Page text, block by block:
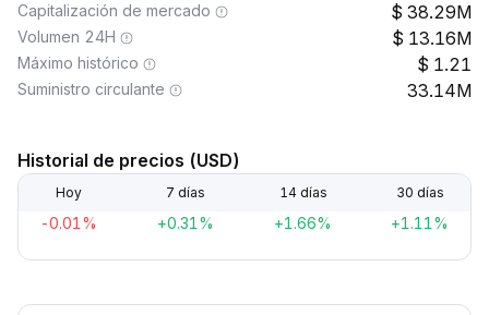
Capitalización de mercado 38.29M
Volumen 24H 13.16M
Máximo histórico 1.21
Suministro circulante 33.14M
Historial de precios (USD)
Hoy 7 días 14 días 30 días
-0.01% +0.31% +1.66% +1.11%